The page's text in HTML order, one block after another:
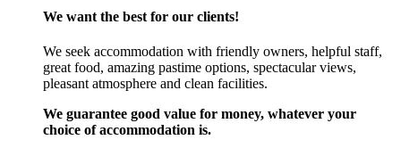
We want the best for our clients!
We seek accommodation with friendly owners, helpful staff,
great food, amazing pastime options, spectacular views,
pleasant atmosphere and clean facilities.
We guarantee good value for money, whatever your
choice of accommodation is.